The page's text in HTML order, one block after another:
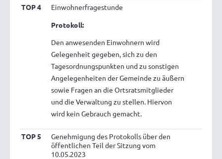
TOP 4
Einwohnerfragestunde
Protokoll:
Den anwesenden Einwohnern wird
Gelegenheit gegeben, sich zu den
Tagesordnungspunkten und zu sonstigen
Angelegenheiten der Gemeinde zu äußern
sowie Fragen an die Ortsratsmitglieder
und die Verwaltung zu stellen. Hiervon
wird kein Gebrauch gemacht.
TOP 5
Genehmigung des Protokolls über den
öffentlichen Teil der Sitzung vom
10.05.2023